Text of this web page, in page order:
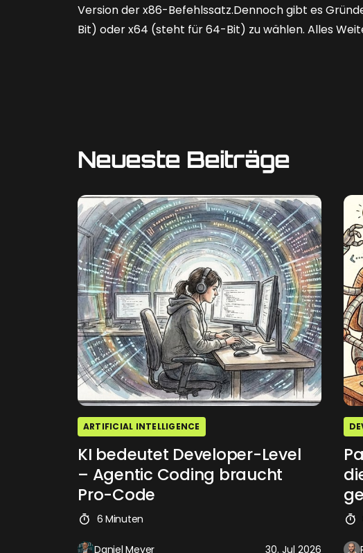
Version der x86-Befehlssatz.Dennoch gibt es
Bit) oder x64 (steht für 64-Bit) zu wählen. Alles
Neueste Beiträge
ARTIFICIAL INTELLIGENCE
KI bedeutet Developer-Level
– Agentic Coding braucht
Pro-Code
6 Minuten
Daniel Meyer 30. Jul 2026